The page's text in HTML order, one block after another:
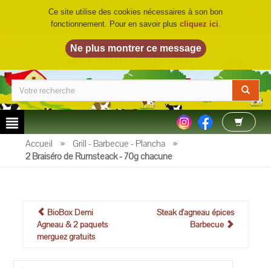
LA FERME DU BIO©
Accueil » Grill - Barbecue - Plancha
»
2 Braiséro de Rumsteack - 70g chacune
BioBox Demi
Agneau & 2 paquets
merguez gratuits
Steak d'agneau épices
Barbecue
Ce site utilise des cookies nécessaires à son bon
fonctionnement. Pour en savoir plus cliquez ici.